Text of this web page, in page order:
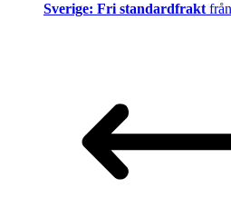
Sverige: Fri standardfrakt